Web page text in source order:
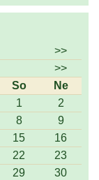
>>
>>
So
Ne
1
2
8
9
15
16
22
23
29
30